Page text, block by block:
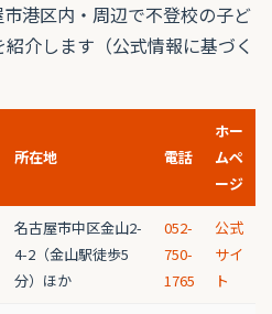
港区内・周辺で不登校の子ど
介します（公式情報に基づく
所在地 電話
ホー
ムペ
ージ
名古屋市中区金山2-
4-2（金山駅徒歩5
分）ほか
052-
750-
1765
公式
サイ
ト